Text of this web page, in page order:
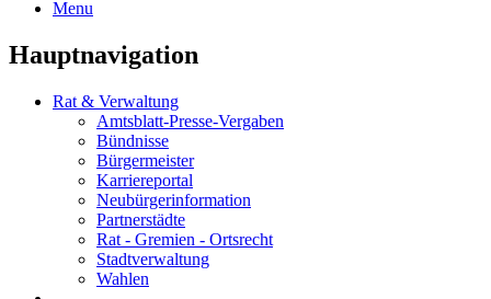
Menu
Hauptnavigation
Rat & Verwaltung
Amtsblatt-Presse-Vergaben
Bündnisse
Bürgermeister
Karriereportal
Neubürgerinformation
Partnerstädte
Rat - Gremien - Ortsrecht
Stadtverwaltung
Wahlen